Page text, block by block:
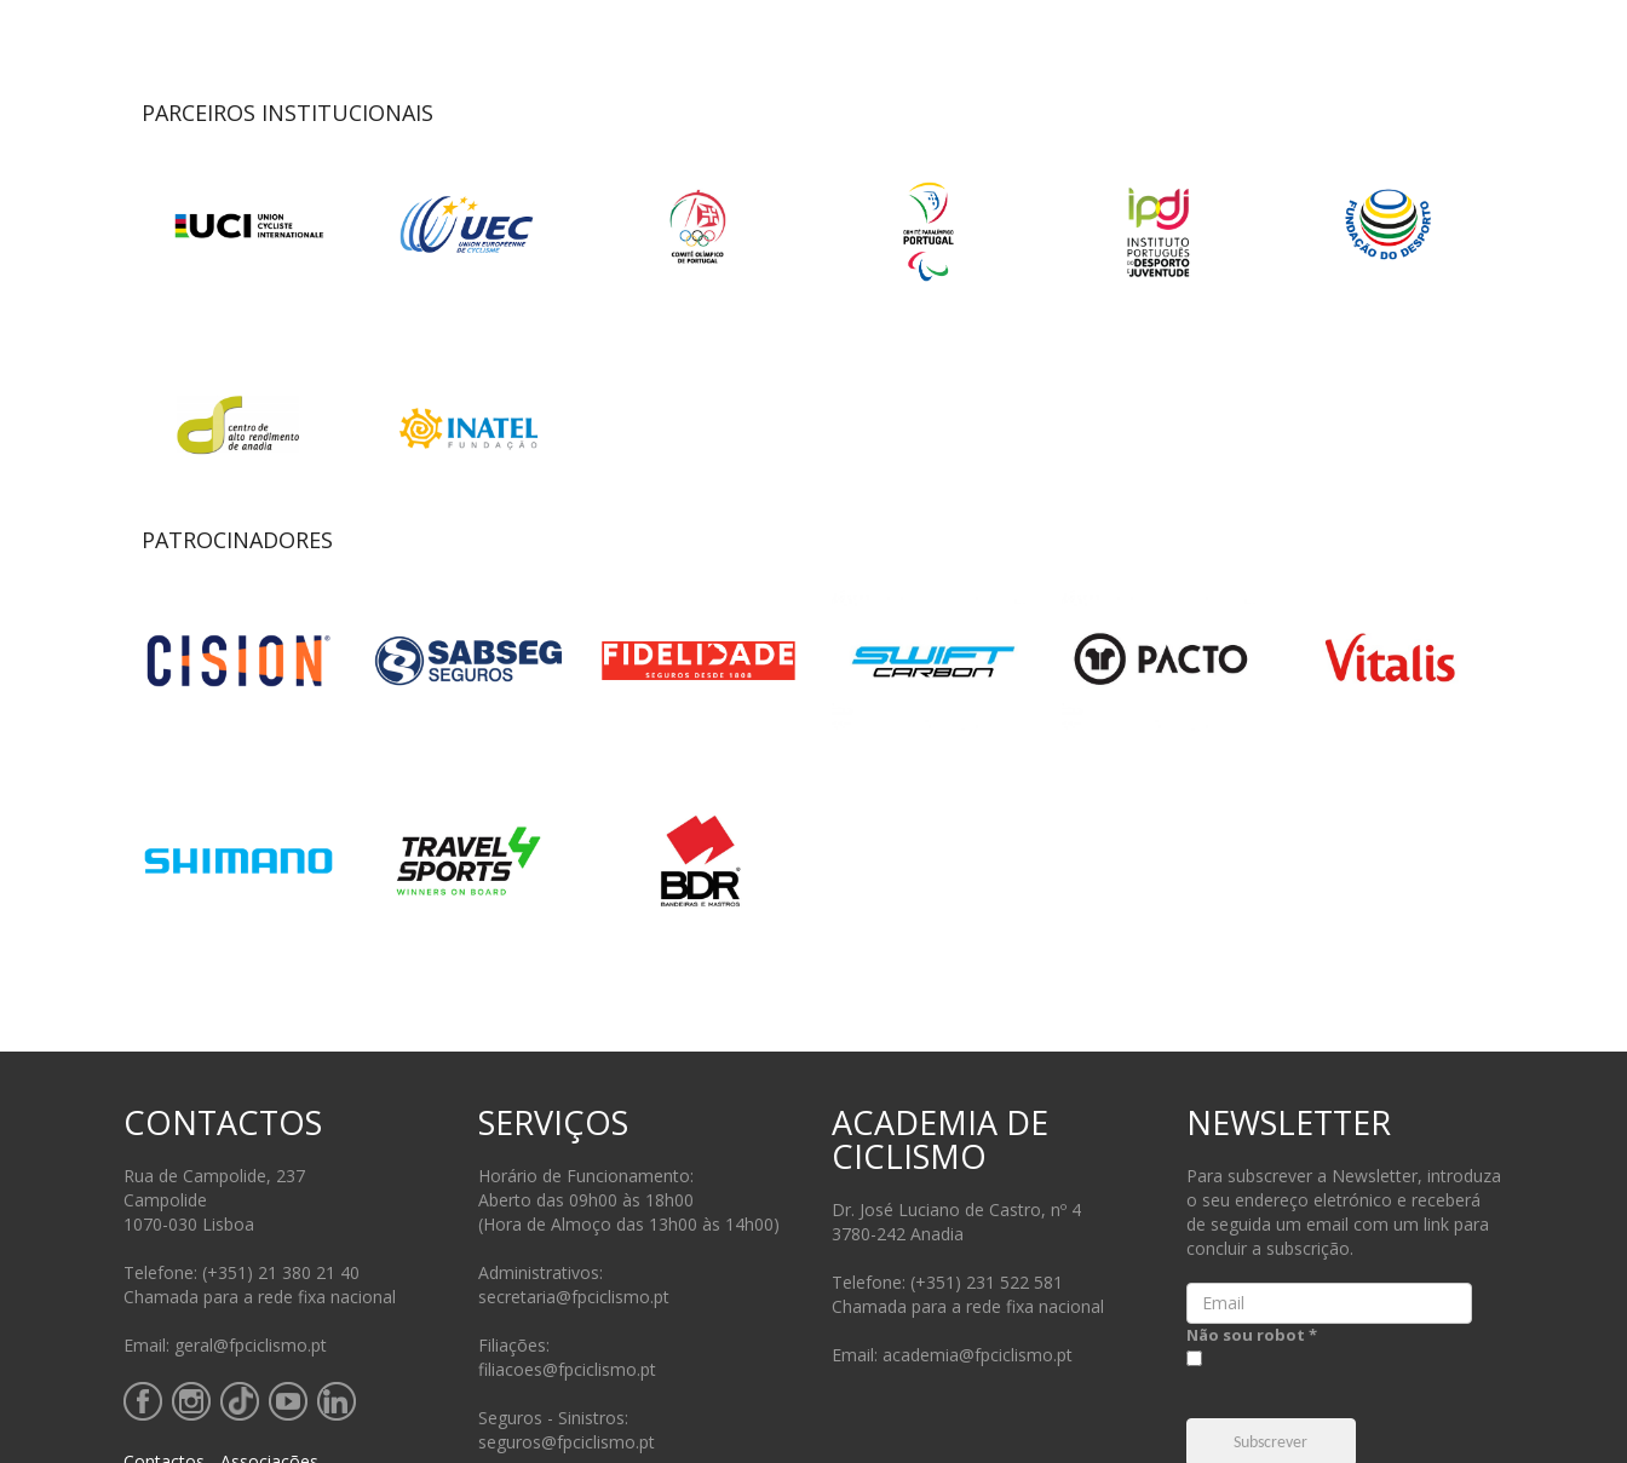
PARCEIROS INSTITUCIONAIS
PATROCINADORES
CONTACTOS
Rua de Campolide, 237
Campolide
1070-030 Lisboa
Telefone: (+351) 21 380 21 40
Chamada para a rede fixa nacional
Email: geral@fpciclismo.pt
SERVIÇOS
Horário de Funcionamento:
Aberto das 09h00 às 18h00
(Hora de Almoço das 13h00 às 14h00)
Administrativos:
secretaria@fpciclismo.pt
Filiações:
filiacoes@fpciclismo.pt
Seguros - Sinistros:
seguros@fpciclismo.pt
ACADEMIA DE
CICLISMO
Dr. José Luciano de Castro, nº 4
3780-242 Anadia
Telefone: (+351) 231 522 581
Chamada para a rede fixa nacional
Email: academia@fpciclismo.pt
NEWSLETTER
Para subscrever a Newsletter, introduza
o seu endereço eletrónico e receberá
de seguida um email com um link para
concluir a subscrição.
Email
Não sou robot *
Subscrever